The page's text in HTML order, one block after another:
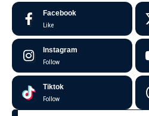
Facebook
Like
Instagram
Follow
Tiktok
Follow